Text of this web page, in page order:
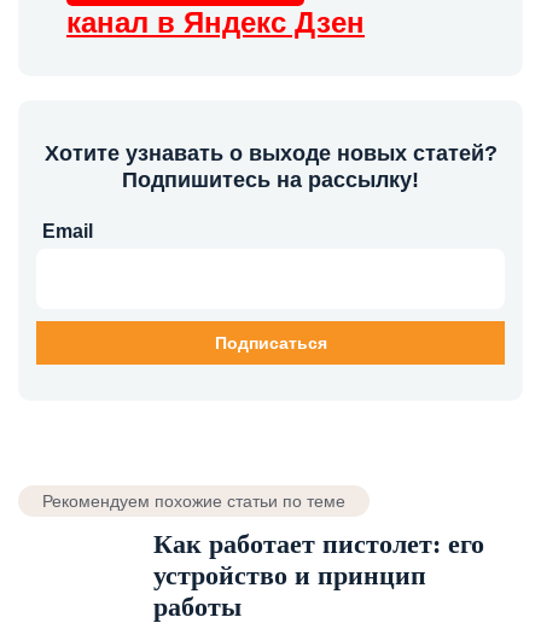
канал в Яндекс Дзен
Хотите узнавать о выходе новых статей?
Подпишитесь на рассылку!
Email
Рекомендуем похожие статьи по теме
Как работает пистолет: его
устройство и принцип
работы